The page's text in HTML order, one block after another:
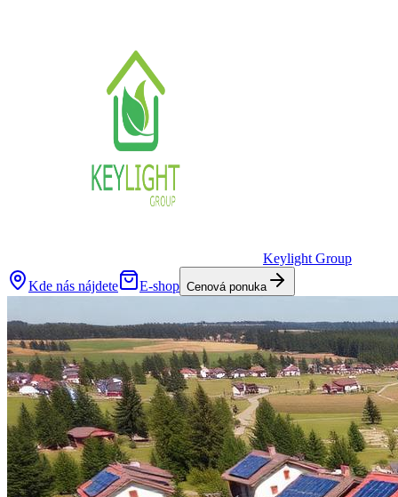
Keylight Group
Kde nás nájdete
E-shop Cenová ponuka